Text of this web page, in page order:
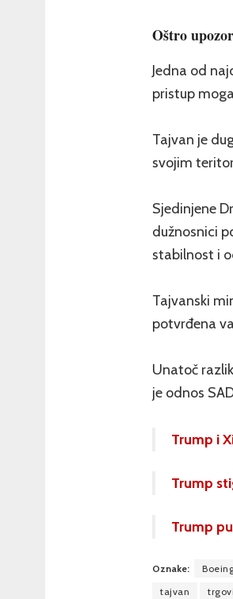
Oštro
Jedna od
pristup
Tajvan je
svojim
Sjedinjene
dužnosnici
stabilnost i
Tajvanski
potvrđena
Unatoč
je odnos
Trump i
Trump
Trump
Oznake:
tajvan